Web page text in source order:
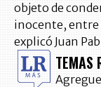
objeto de
inocente, entre
explicó Juan
TEMAS